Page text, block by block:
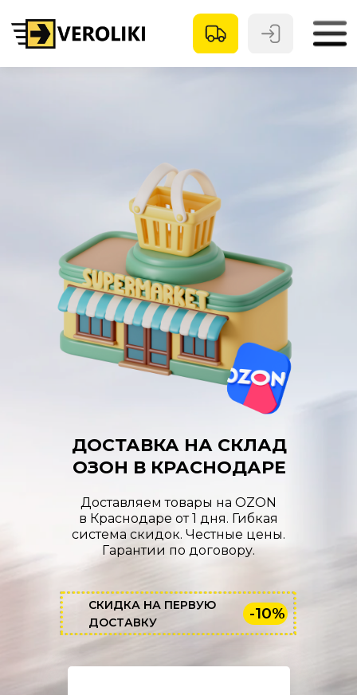
ДОСТАВКА НА СКЛАД
ОЗОН В КРАСНОДАРЕ
-10%
СКИДКА НА ПЕРВУЮ
ДОСТАВКУ
Доставляем товары на OZON
в Краснодаре от 1 дня. Гибкая
система скидок. Честные цены.
Гарантии по договору.